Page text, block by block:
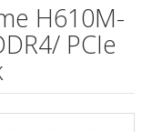
H610M-
PCIe